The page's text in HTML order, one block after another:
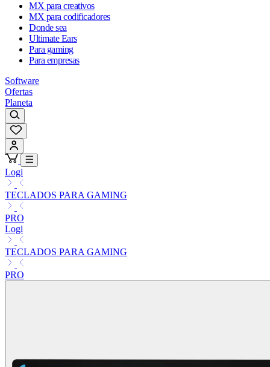
MX para creativos
MX para codificadores
Donde sea
Ultimate Ears
Para gaming
Para empresas
Software
Ofertas
Planeta
Logi
TECLADOS PARA GAMING
PRO
Logi
TECLADOS PARA GAMING
PRO